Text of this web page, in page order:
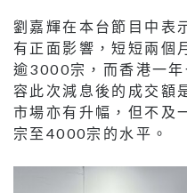
劉嘉輝在本台節目中表
有正面影響，短短兩個
逾3000宗，而香港一
容此次減息後的成交額
市場亦有升幅，但不及
宗至4000宗的水平。